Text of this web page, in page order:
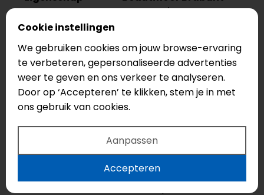
Uitvoering
Plak PVC tegel / dryback
Afmeting
986 × 493 × 2,5 mm
Kleuren
2
Vloerverwarming
Zeer geschikt door de lage,
verlijmde opbouw
Beste keuze bij
Strak tegelbeeld, lage opbouw en
grootformaat uitstraling
Brabant PVC
PVC tegel als plak/dryback
Cookie instellingen
We gebruiken cookies om jouw browse-ervaring
te verbeteren, gepersonaliseerde advertenties
weer te geven en ons verkeer te analyseren.
Door op ‘Accepteren’ te klikken, stem je in met
ons gebruik van cookies.
Aanpassen
Accepteren